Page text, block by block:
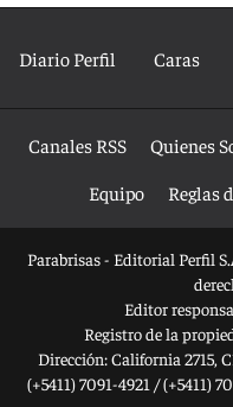
Diario Perfil Caras
Canales RSS Quienes
Equipo
Reglas
Parabrisas - Editorial Perfil
Editor
Registro de la
Dirección:California 2715,
(+5411) 7091-4921 /(+5411)